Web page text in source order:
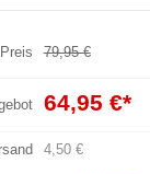
Preis 79,95 €
64,95 €*
4,50 €